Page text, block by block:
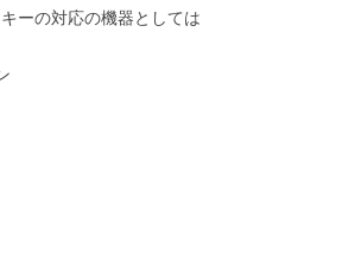
ーの対応の機器としては